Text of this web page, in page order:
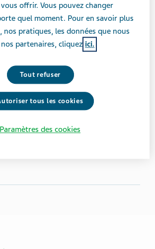
Rivas
et directrice des
dans le domaine de la santé et du
États-Unis
offrir. Vous pouvez changer
quel moment. Pour en savoir plus
nos pratiques, les données que nous
partenaires, cliquez ici.
Tout refuser
tous les cookies
Paramètres des cookies